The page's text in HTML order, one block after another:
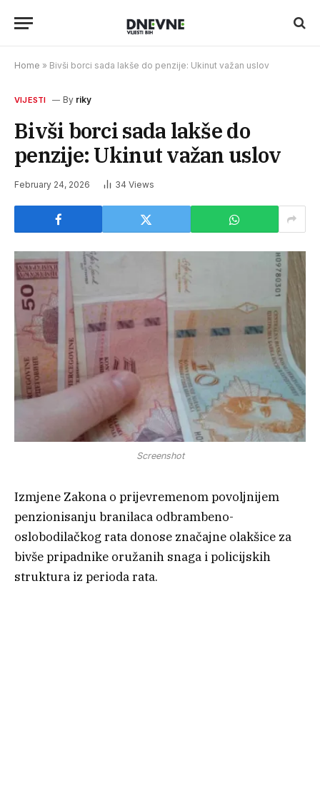
Home » Bivši borci sada lakše do penzije: Ukinut važan uslov
VIJESTI By riky
Bivši borci sada lakše do
penzije: Ukinut važan uslov
February 24, 2026 34 Views
Screenshot
Izmjene Zakona o prijevremenom povoljnijem
penzionisanju branilaca odbrambeno-
oslobodilačkog rata donose značajne olakšice za
bivše pripadnike oružanih snaga i policijskih
struktura iz perioda rata.